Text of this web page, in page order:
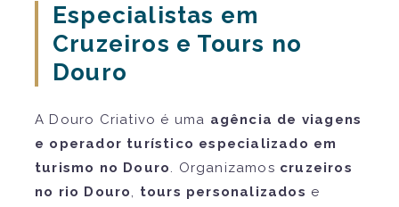
Especialistas em
Cruzeiros e Tours no
Douro
A Douro Criativo é uma agência de viagens
e operador turístico especializado em
turismo no Douro. Organizamos cruzeiros
no rio Douro, tours personalizados e